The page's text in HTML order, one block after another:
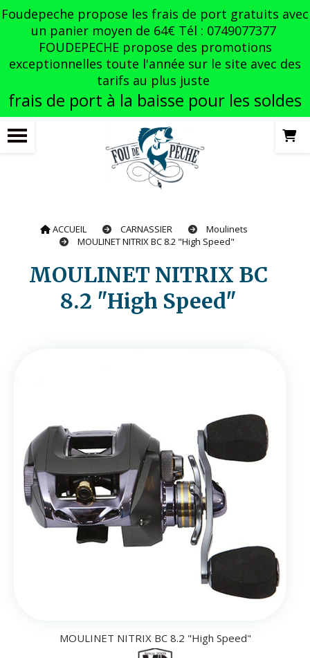
Foudepeche propose les frais de port gratuits avec
un panier moyen de 64€ Tél : 0749077377
FOUDEPECHE propose des promotions
exceptionnelles toute l'année sur le site avec des
tarifs au plus juste
frais de port à la baisse pour les soldes
ACCUEIL CARNASSIER
Moulinets
MOULINET NITRIX BC 8.2 "High Speed"
MOULINET NITRIX BC
8.2 "High Speed"
MOULINET NITRIX BC 8.2 "High Speed"